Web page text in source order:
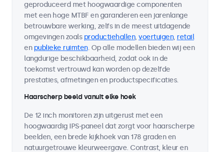
geproduceerd met hoogwaardige componenten
met een hoge MTBF en garanderen een jarenlange
betrouwbare werking, zelfs in de meest uitdagende
omgevingen zoals productiehallen, voertuigen, retail
en publieke ruimten. Op alle modellen bieden wij een
langdurige beschikbaarheid, zodat ook in de
toekomst vertrouwd kan worden op dezelfde
prestaties, afmetingen en productspecificaties.
Haarscherp beeld vanuit elke hoek
De 12 inch monitoren zijn uitgerust met een
hoogwaardig IPS-paneel dat zorgt voor haarscherpe
beelden, een brede kijkhoek van 178 graden en
natuurgetrouwe kleurweergave. Contrast, kleur en